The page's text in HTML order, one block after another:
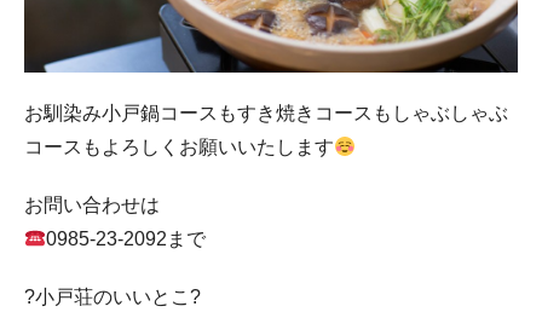
お馴染み小戸鍋コースもすき焼きコースもしゃぶしゃぶ
コースもよろしくお願いいたします
お問い合わせは
0985-23-2092まで
?小戸荘のいいとこ?